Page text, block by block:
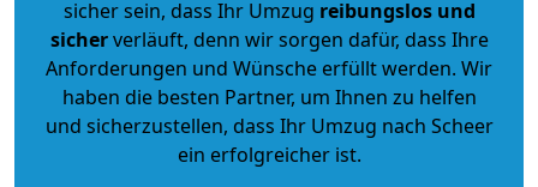
sicher sein, dass Ihr Umzug reibungslos und
sicherverläuft, denn wir sorgen dafür, dass Ihre
Anforderungen und Wünsche erfüllt werden. Wir
haben die besten Partner, um Ihnen zu helfen
und sicherzustellen, dass Ihr Umzug nach Scheer
ein erfolgreicher ist.